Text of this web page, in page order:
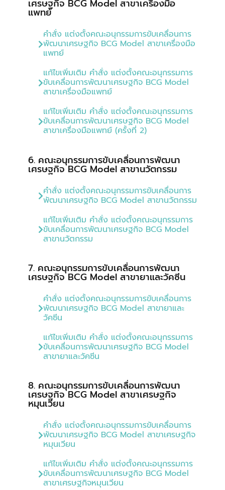
เศรษฐกิจ BCG Model สาขาเครื่องมือ
แพทย์
คำสั่ง แต่งตั้งคณะอนุกรรมการขับเคลื่อนการ
พัฒนาเศรษฐกิจ BCG Model สาขาเครื่องมือ
แพทย์
แก้ไขเพิ่มเติม คำสั่ง แต่งตั้งคณะอนุกรรมการ
ขับเคลื่อนการพัฒนาเศรษฐกิจ BCG Model
สาขาเครื่องมือแพทย์
แก้ไขเพิ่มเติม คำสั่ง แต่งตั้งคณะอนุกรรมการ
ขับเคลื่อนการพัฒนาเศรษฐกิจ BCG Model
สาขาเครื่องมือแพทย์ (ครั้งที่ 2)
6. คณะอนุกรรมการขับเคลื่อนการพัฒนา
เศรษฐกิจ BCG Model สาขานวัตกรรม
คำสั่ง แต่งตั้งคณะอนุกรรมการขับเคลื่อนการ
พัฒนาเศรษฐกิจ BCG Model สาขานวัตกรรม
แก้ไขเพิ่มเติม คำสั่ง แต่งตั้งคณะอนุกรรมการ
ขับเคลื่อนการพัฒนาเศรษฐกิจ BCG Model
สาขานวัตกรรม
7. คณะอนุกรรมการขับเคลื่อนการพัฒนา
เศรษฐกิจ BCG Model สาขายาและวัคซีน
คำสั่ง แต่งตั้งคณะอนุกรรมการขับเคลื่อนการ
พัฒนาเศรษฐกิจ BCG Model สาขายาและ
วัคซีน
แก้ไขเพิ่มเติม คำสั่ง แต่งตั้งคณะอนุกรรมการ
ขับเคลื่อนการพัฒนาเศรษฐกิจ BCG Model
สาขายาและวัคซีน
8. คณะอนุกรรมการขับเคลื่อนการพัฒนา
เศรษฐกิจ BCG Model สาขาเศรษฐกิจ
หมุนเวียน
คำสั่ง แต่งตั้งคณะอนุกรรมการขับเคลื่อนการ
พัฒนาเศรษฐกิจ BCG Model สาขาเศรษฐกิจ
หมุนเวียน
แก้ไขเพิ่มเติม คำสั่ง แต่งตั้งคณะอนุกรรมการ
ขับเคลื่อนการพัฒนาเศรษฐกิจ BCG Model
สาขาเศรษฐกิจหมุนเวียน